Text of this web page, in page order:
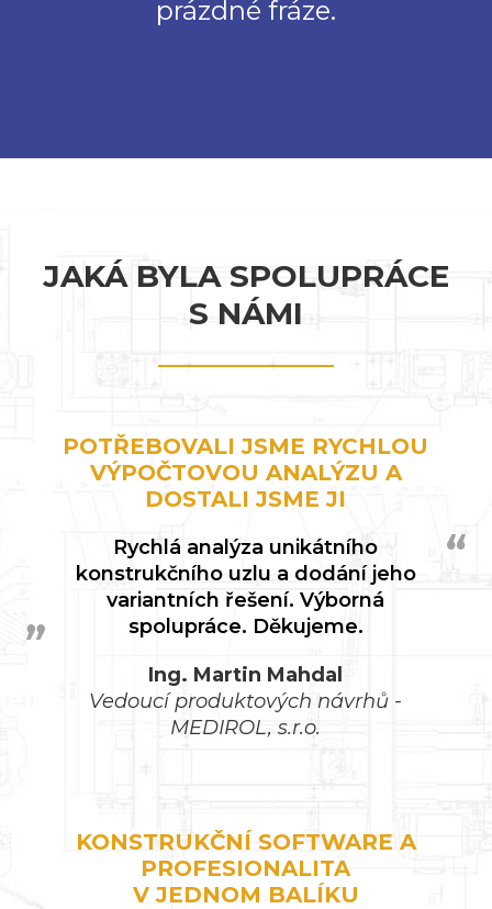
prázdné fráze.
JAKÁ BYLA SPOLUPRÁCE
S NÁMI
POTŘEBOVALI JSME RYCHLOU
VÝPOČTOVOU ANALÝZU A
DOSTALI JSME JI
Rychlá analýza unikátního
konstrukčního uzlu a dodání jeho
variantních řešení. Výborná
spolupráce. Děkujeme.
Ing. Martin Mahdal
Vedoucí produktových návrhů -
MEDIROL, s.r.o.
KONSTRUKČNÍ SOFTWARE A
PROFESIONALITA
V JEDNOM BALÍKU